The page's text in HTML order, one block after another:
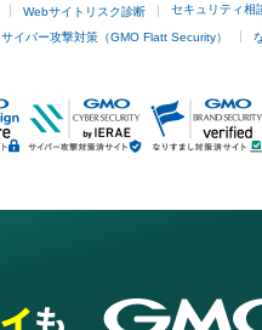
Webサイトリスク診断 セキュリティ相
サイバー攻撃対策（GMO Flatt Security）